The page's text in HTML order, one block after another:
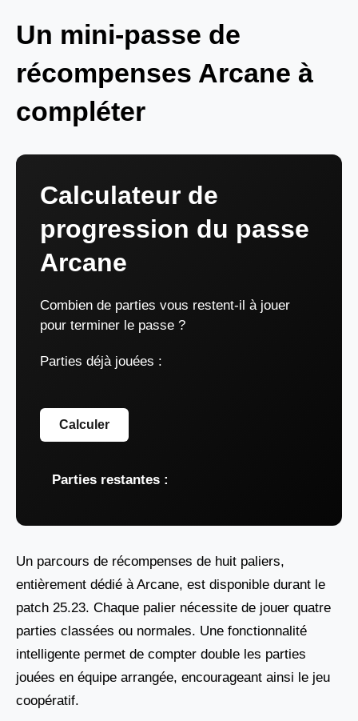
Un mini-passe de
récompenses Arcane à
compléter
Calculateur de
progression du passe
Arcane
Combien de parties vous restent-il à jouer
pour terminer le passe ?
Parties déjà jouées :
Calculer
Parties restantes :
Un parcours de récompenses de huit paliers,
entièrement dédié à Arcane, est disponible durant le
patch 25.23. Chaque palier nécessite de jouer quatre
parties classées ou normales. Une fonctionnalité
intelligente permet de compter double les parties
jouées en équipe arrangée, encourageant ainsi le jeu
coopératif.